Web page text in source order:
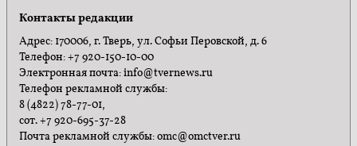
Контакты редакции
Адрес: 170006, г. Тверь, ул. Софьи Перовской, д. 6
Телефон: +7 920-150-10-00
Электронная почта: info@tvernews.ru
Телефон рекламной службы:
8 (4822) 78-77-01,
сот. +7 920-695-37-28
Почта рекламной службы: omc@omctver.ru